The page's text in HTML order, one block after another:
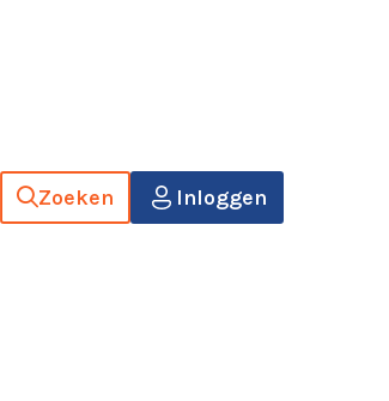
Zoeken Inloggen